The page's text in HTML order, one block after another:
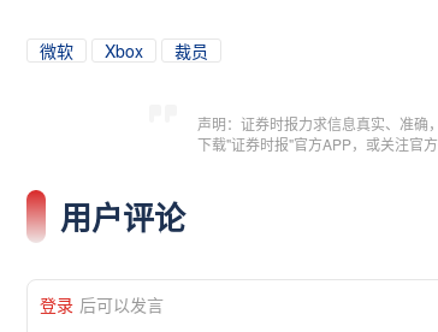
微软 Xbox 裁员
声明：证券时报力求信息真实、准确
下载"证券时报"官方APP，或关注官
用户评论
登录 后可以发言